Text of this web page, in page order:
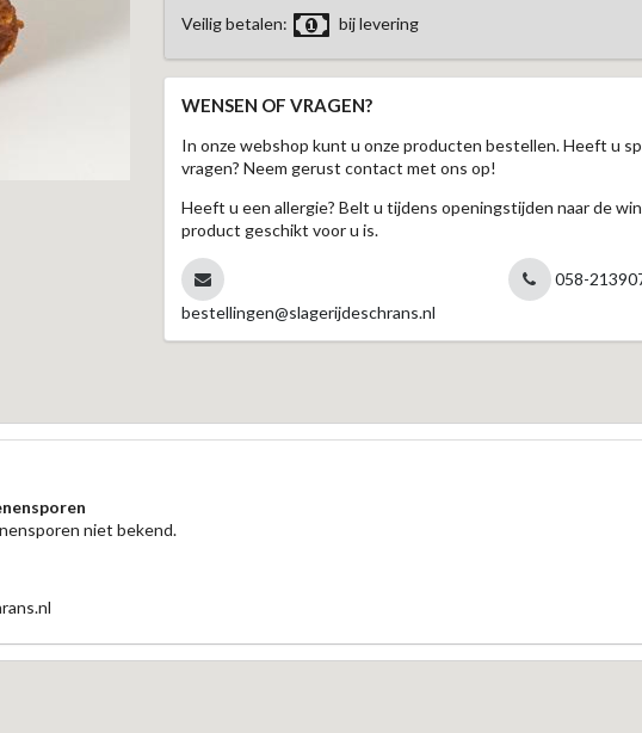
Veilig betalen: bij levering
WENSEN OF VRAGEN?
In onze webshop kunt u onze producten bestellen. Heeft u
vragen? Neem gerust contact met ons op!
Heeft u een allergie? Belt u tijdens openingstijden naar de
product geschikt voor u is.
bestellingen@slagerijdeschrans.nl
058-
niet bekend.